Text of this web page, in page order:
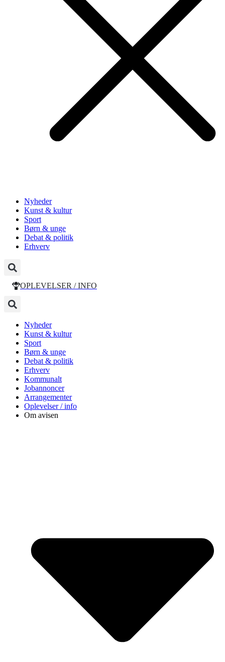
Nyheder
Kunst & kultur
Sport
Børn & unge
Debat & politik
Erhverv
OPLEVELSER / INFO
Nyheder
Kunst & kultur
Sport
Børn & unge
Debat & politik
Erhverv
Kommunalt
Jobannoncer
Arrangementer
Oplevelser / info
Om avisen